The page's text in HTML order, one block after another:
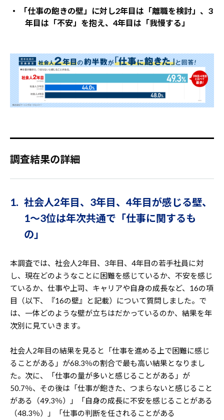
・ 「仕事の飽きの壁」に対し2年目は「離職を検討」、3
年目は「不安」を抱え、4年目は「我慢する」
調査結果の詳細
1. 社会人2年目、3年目、4年目が感じる壁、
1～3位は年次共通で「仕事に関するも
の」
本調査では、社会人2年目、3年目、4年目の若手社員に対
し、現在どのようなことに困難を感じているか、不安を感じ
ているか、仕事や上司、キャリアや自身の成長など、16の項
目（以下、『16の壁』と記載）について質問しました。で
は、一体どのような壁が立ちはだかっているのか、結果を年
次別に見ていきます。
社会人2年目の結果を見ると「仕事を進める上で困難に感じ
ることがある」が68.3％の割合で最も高い結果となりまし
た。次に、「仕事の量が多いと感じることがある」が
50.7％、その後は「仕事が飽きた、つまらないと感じること
がある（49.3％）」「自身の成長に不安を感じることがある
（48.3％）」「仕事の判断を任されることがある